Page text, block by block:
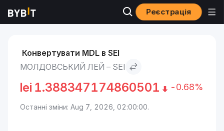
Реєстрація
Ринки Молдовський лей to Sei
Конвертувати MDL в SEI
МОЛДОВСЬКИЙ ЛЕЙ – SEI
lei 1.388347174860501 -0.68%
Останні зміни: Aug 7, 2026, 02:00:00.